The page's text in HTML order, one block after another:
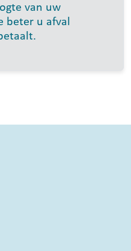
van uw
beter u afval